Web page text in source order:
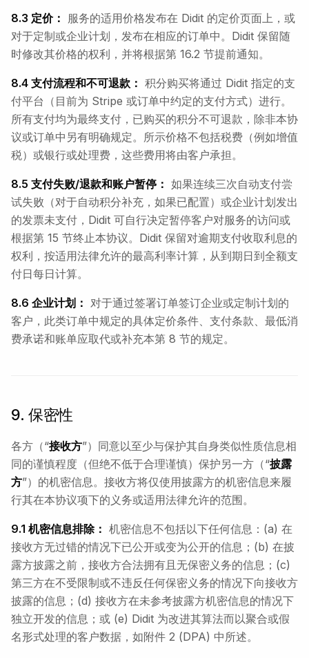
8.3 定价： 服务的适用价格发布在 Didit 的定价页面上，或
对于定制或企业计划，发布在相应的订单中。Didit 保留随
时修改其价格的权利，并将根据第 16.2 节提前通知。
8.4 支付流程和不可退款： 积分购买将通过 Didit 指定的支
付平台（目前为 Stripe 或订单中约定的支付方式）进行。
所有支付均为最终支付，已购买的积分不可退款，除非本协
议或订单中另有明确规定。所示价格不包括税费（例如增值
税）或银行或处理费，这些费用将由客户承担。
8.5 支付失败/退款和账户暂停： 如果连续三次自动支付尝
试失败（对于自动积分补充，如果已配置）或企业计划发出
的发票未支付，Didit 可自行决定暂停客户对服务的访问或
根据第 15 节终止本协议。Didit 保留对逾期支付收取利息的
权利，按适用法律允许的最高利率计算，从到期日到全额支
付日每日计算。
8.6 企业计划： 对于通过签署订单签订企业或定制计划的
客户，此类订单中规定的具体定价条件、支付条款、最低消
费承诺和账单应取代或补充本第 8 节的规定。
9. 保密性
各方（“接收方”）同意以至少与保护其自身类似性质信息相
同的谨慎程度（但绝不低于合理谨慎）保护另一方（“披露
方”）的机密信息。接收方将仅使用披露方的机密信息来履
行其在本协议项下的义务或适用法律允许的范围。
9.1 机密信息排除： 机密信息不包括以下任何信息：(a) 在
接收方无过错的情况下已公开或变为公开的信息；(b) 在披
露方披露之前，接收方合法拥有且无保密义务的信息；(c)
第三方在不受限制或不违反任何保密义务的情况下向接收方
披露的信息；(d) 接收方在未参考披露方机密信息的情况下
独立开发的信息；或 (e) Didit 为改进其算法而以聚合或假
名形式处理的客户数据，如附件 2 (DPA) 中所述。